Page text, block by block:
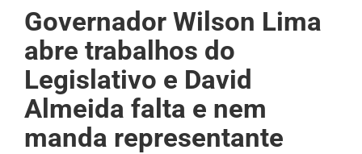
Governador Wilson Lima
abre trabalhos do
Legislativo e David
Almeida falta e nem
manda representante